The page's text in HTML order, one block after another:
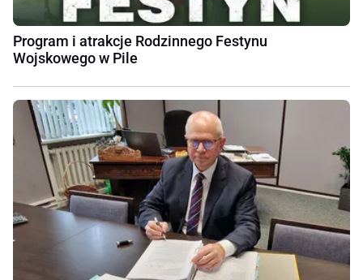
Program i atrakcje Rodzinnego Festynu
Wojskowego w Pile